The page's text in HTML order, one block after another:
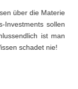
über die Materie
Investments sollen
ist man
schadet nie!